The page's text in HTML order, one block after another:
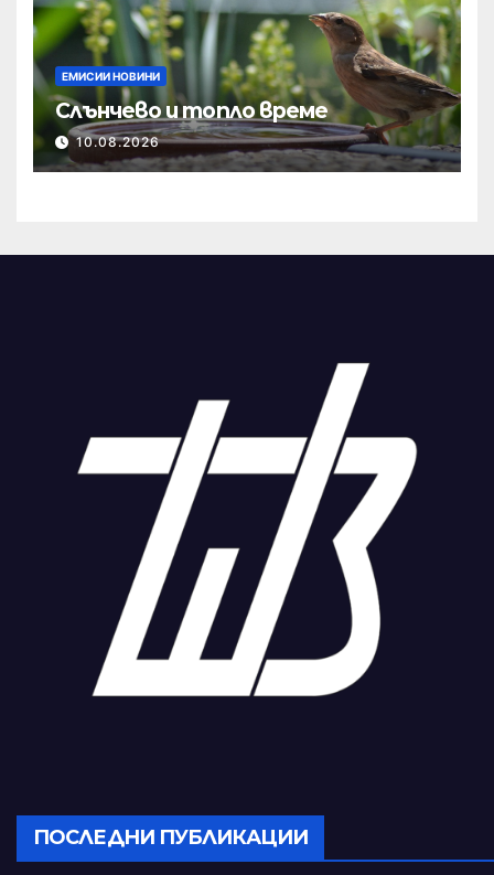
ЕМИСИИ НОВИНИ
Слънчево и топло време
10.08.2026
ПОСЛЕДНИ ПУБЛИКАЦИИ